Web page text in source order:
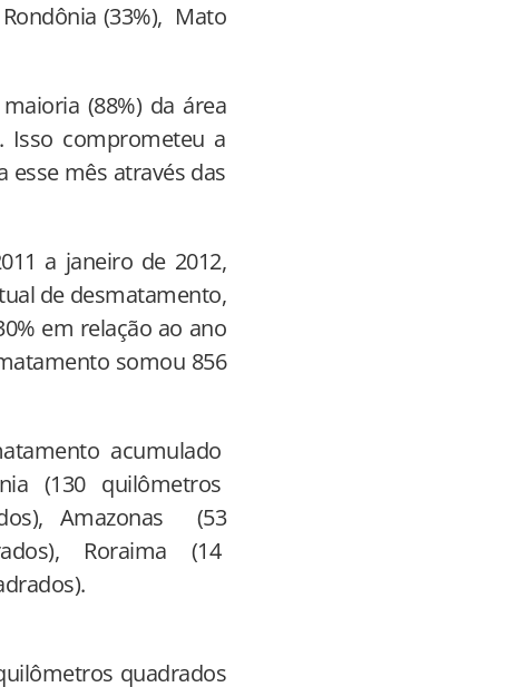
(33%), Mato
(88%) da área
Isso comprometeu a
mês através das
a janeiro de 2012,
de desmatamento,
em relação ao ano
somou 856
acumulado
(130 quilômetros
Amazonas (53
Roraima (14
quadrados